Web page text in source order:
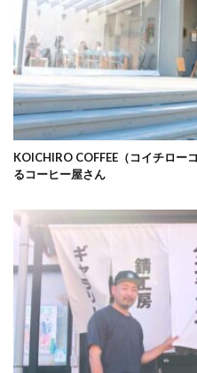
KOICHIRO COFFEE（コイチロー
るコーヒー屋さん